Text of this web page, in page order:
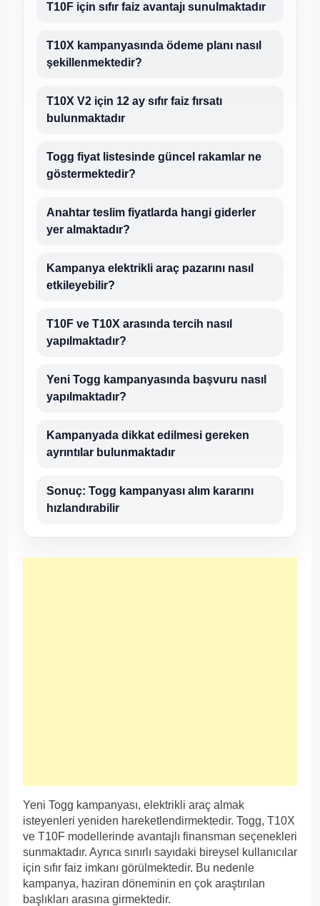
T10F için sıfır faiz avantajı sunulmaktadır
T10X kampanyasında ödeme planı nasıl
şekillenmektedir?
T10X V2 için 12 ay sıfır faiz fırsatı
bulunmaktadır
Togg fiyat listesinde güncel rakamlar ne
göstermektedir?
Anahtar teslim fiyatlarda hangi giderler
yer almaktadır?
Kampanya elektrikli araç pazarını nasıl
etkileyebilir?
T10F ve T10X arasında tercih nasıl
yapılmaktadır?
Yeni Togg kampanyasında başvuru nasıl
yapılmaktadır?
Kampanyada dikkat edilmesi gereken
ayrıntılar bulunmaktadır
Sonuç: Togg kampanyası alım kararını
hızlandırabilir
Yeni Togg kampanyası, elektrikli araç almak
isteyenleri yeniden hareketlendirmektedir. Togg, T10X
ve T10F modellerinde avantajlı finansman seçenekleri
sunmaktadır. Ayrıca sınırlı sayıdaki bireysel kullanıcılar
için sıfır faiz imkanı görülmektedir. Bu nedenle
kampanya, haziran döneminin en çok araştırılan
başlıkları arasına girmektedir.